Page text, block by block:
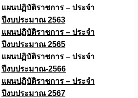
แผนปฏิบัติราชการ – ประจำ
ปีงบประมาณ 2563
แผนปฏิบัติราชการ – ประจำ
ปีงบประมาณ 2565
แผนปฏิบัติราชการ – ประจำ
ปีงบประมาณ-2566
แผนปฏิบัติราชการ – ประจำ
ปีงบประมาณ 2567